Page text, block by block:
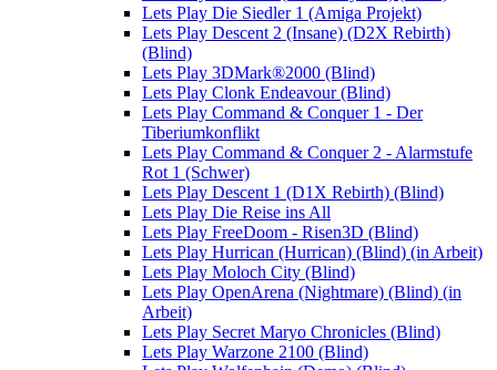
Lets Play Die Siedler 1 (Amiga Projekt)
Lets Play Descent 2 (Insane) (D2X Rebirth)
(Blind)
Lets Play 3DMark®2000 (Blind)
Lets Play Clonk Endeavour (Blind)
Lets Play Command & Conquer 1 - Der
Tiberiumkonflikt
Lets Play Command & Conquer 2 - Alarmstufe
Rot 1 (Schwer)
Lets Play Descent 1 (D1X Rebirth) (Blind)
Lets Play Die Reise ins All
Lets Play FreeDoom - Risen3D (Blind)
Lets Play Hurrican (Hurrican) (Blind) (in Arbeit)
Lets Play Moloch City (Blind)
Lets Play OpenArena (Nightmare) (Blind) (in
Arbeit)
Lets Play Secret Maryo Chronicles (Blind)
Lets Play Warzone 2100 (Blind)